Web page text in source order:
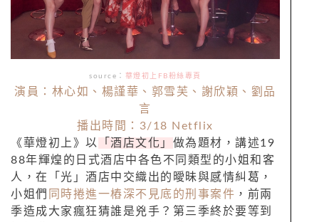
source： 華燈初上FB粉絲專頁
演員：林心如、楊謹華、郭雪芙、謝欣穎、劉品
言
播出時間：3/18 Netflix
《華燈初上》以 「酒店文化」 做為題材，講述19
88年輝煌的日式酒店中各色不同類型的小姐和客
人，在「光」酒店中交織出的曖昧與感情糾葛，
小姐們 同時捲進一樁深不見底的刑事案件 ，前兩
季造成大家瘋狂猜誰是兇手？第三季終於要等到